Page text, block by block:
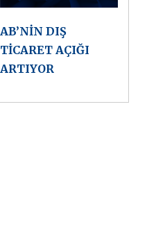
AB’NİN DIŞ
TİCARET AÇIĞI
ARTIYOR